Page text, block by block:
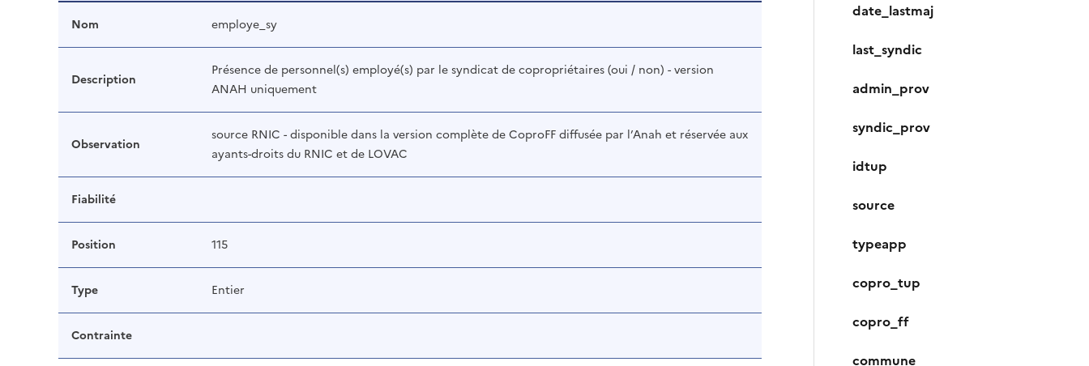
Nom employe_sy
Description
Présence de personnel(s) employé(s) par le syndicat de copropriétaires (oui / non) - version
ANAH uniquement
Observation
source RNIC - disponible dans la version complète de CoproFF diffusée par l’Anah et réservée aux
ayants-droits du RNIC et de LOVAC
Fiabilité
Position 115
Type Entier
Contrainte
date_lastmaj
last_syndic
admin_prov
syndic_prov
idtup
source
typeapp
copro_tup
copro_ff
commune